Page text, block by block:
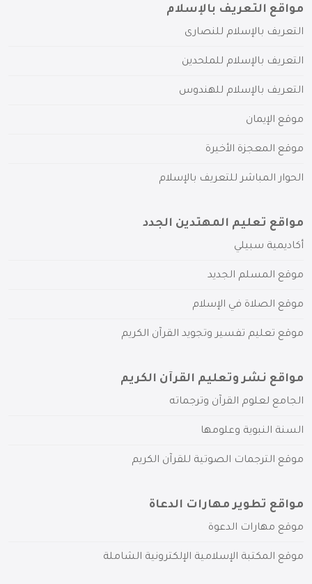
مواقع التعريف بالإسلام
التعريف بالإسلام للنصارى
التعريف بالإسلام للملحدين
التعريف بالإسلام للهندوس
موقع الإيمان
موقع المعجزة الأخيرة
الحوار المباشر للتعريف بالإسلام
مواقع تعليم المهتدين الجدد
أكاديمية سبيلي
موقع المسلم الجديد
موقع الصلاة في الإسلام
موقع تعليم تفسير وتجويد القرآن الكريم
مواقع نشر وتعليم القرآن الكريم
الجامع لعلوم القرآن وترجماته
السنة النبوية وعلومها
موقع الترجمات الصوتية للقرآن الكريم
مواقع تطوير مهارات الدعاة
موقع مهارات الدعوة
موقع المكتبة الإسلامية الإلكترونية الشاملة